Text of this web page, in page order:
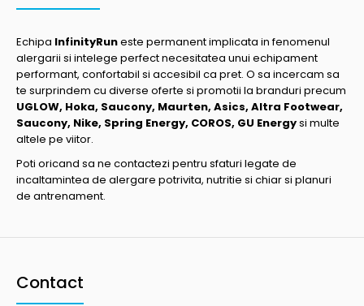
Echipa InfinityRuneste permanent implicata in fenomenul
alergarii si intelege perfect necesitatea unui echipament
performant, confortabil si accesibil ca pret. O sa incercam sa
te surprindem cu diverse oferte si promotii la branduri precum
UGLOW, Hoka, Saucony, Maurten, Asics, Altra Footwear,
Saucony, Nike, Spring Energy, COROS, GU Energysi multe
altele pe viitor.
Poti oricand sa ne contactezi pentru sfaturi legate de
incaltamintea de alergare potrivita, nutritie si chiar si planuri
de antrenament.
Contact